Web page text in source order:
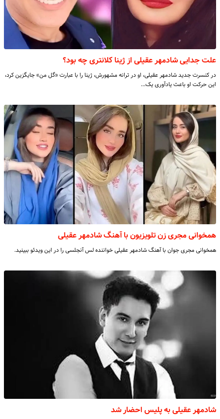
علت جدایی شادمهر عقیلی از ژینا کلانتری چه بود؟
در کنسرت جدید شادمهر عقیلی، او در ترانه مشهورش، ژینا را با عبارت «گل من» جایگزین کرد،
این حرکت او باعث یادآوری یک…
همخوانی مجری زن تلویزیون با آهنگ شادمهر عقیلی
همخوانی مجری جوان با آهنگ شادمهر عقیلی خواننده لس آنجلسی را در این ویدئو ببینید.
شادمهر عقیلی به پلیس احضار شد